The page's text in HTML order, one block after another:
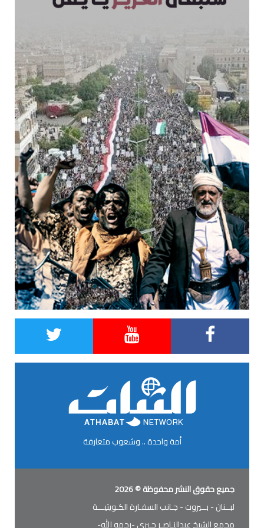
أمة واحدة .. وشعوب متعارفة
جميع حقوق النشر محفوظة © 2026
لبــنان - بــيروت - جـانب السفـارة الكـويتيـــة
مجمع الشيخ عبدالنـاصـر جـبري -رحمه الله-